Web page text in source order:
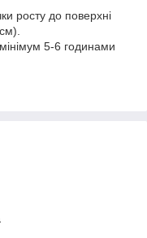
росту до поверхні
5-6 годинами